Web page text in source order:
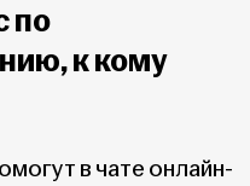
по
к кому
в чате онлайн-